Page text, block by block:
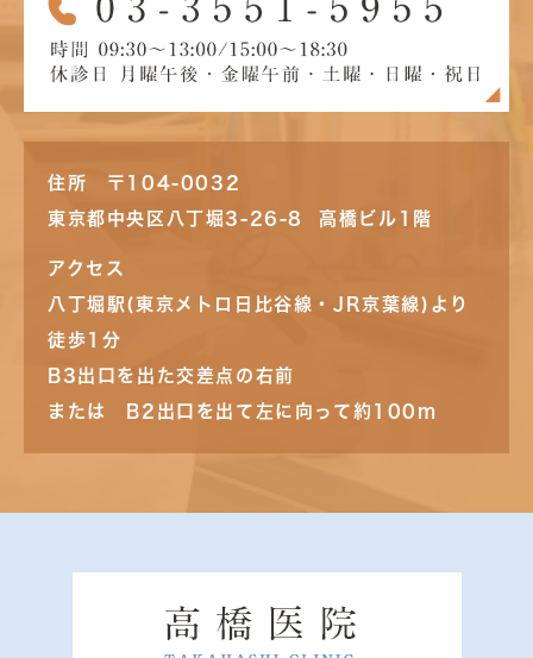
住所 〒104-0032
東京都中央区八丁堀3-26-8 高橋ビル1階
アクセス
八丁堀駅(東京メトロ日比谷線・JR京葉線)より
徒歩1分
B3出口を出た交差点の右前
または B2出口を出て左に向って約100m